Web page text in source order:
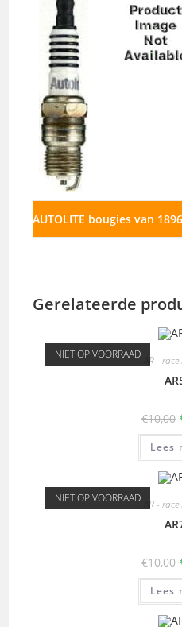
AUTOLITE bougies van
Gerelateerde
NIET OP VOORRAAD AR -
€10,00
Lees
NIET OP VOORRAAD AR -
€10,00
Lees